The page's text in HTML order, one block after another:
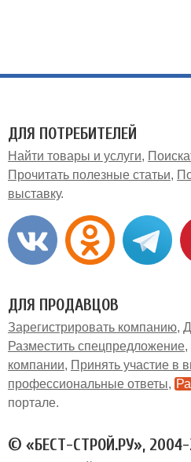
ДЛЯ ПОТРЕБИТЕЛЕЙ
Найти товары и услуги
Прочитать полезные статьи
выставку
ДЛЯ ПРОДАВЦОВ
Зарегистрировать компанию
Разместить спецпредложение
компании
Принять участие в
профессиональные ответы
портале
© «БЕСТ-СТРОЙ.РУ»,